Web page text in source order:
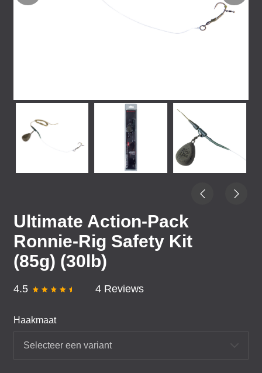
Ultimate Action-Pack
Ronnie-Rig Safety Kit
(85g) (30lb)
4.5 4 Reviews
Haakmaat
Selecteer een variant